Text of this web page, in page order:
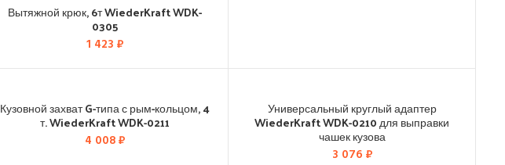
Вытяжной крюк, 6т WiederKraft WDK-
0305
1 423 ₽
Кузовной захват G-типа с рым-кольцом, 4
т. WiederKraft WDK-0211
4 008₽
Универсальный круглый адаптер
WiederKraft WDK-0210 для выправки
чашек кузова
3 076 ₽